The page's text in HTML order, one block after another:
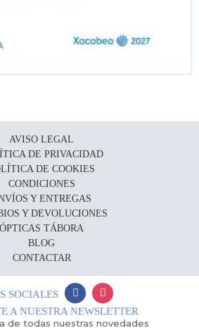
AVISO LEGAL
DE PRIVACIDAD
DE COOKIES
CONDICIONES
Y ENTREGAS
Y DEVOLUCIONES
ÓPTICAS TÁBORA
BLOG
CONTACTAR
SOCIALES
A NUESTRA NEWSLETTER
de todas nuestras novedades